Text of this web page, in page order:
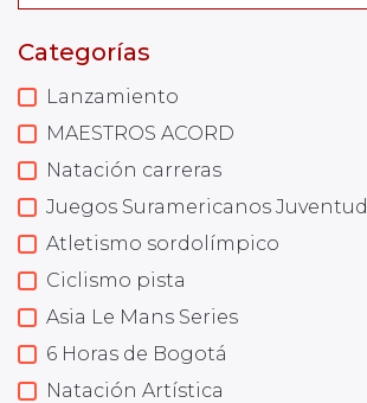
Categorías
Lanzamiento
MAESTROS ACORD
Natación carreras
Juegos Suramericanos Juventud
Atletismo sordolímpico
Ciclismo pista
Asia Le Mans Series
6 Horas de Bogotá
Natación Artística